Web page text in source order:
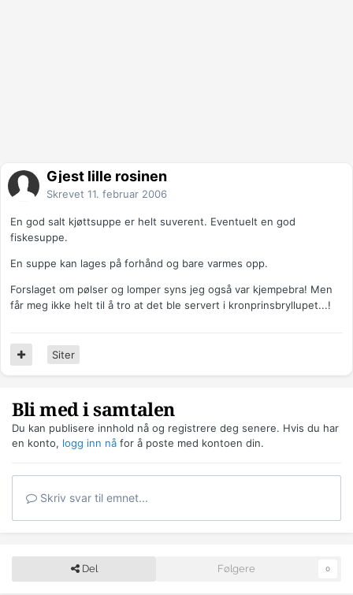
Gjest lille rosinen
Skrevet 11. februar 2006
En god salt kjøttsuppe er helt suverent. Eventuelt en god
fiskesuppe.
En suppe kan lages på forhånd og bare varmes opp.
Forslaget om pølser og lomper syns jeg også var kjempebra! Men
får meg ikke helt til å tro at det ble servert i kronprinsbryllupet...!
Siter
Bli med i samtalen
Du kan publisere innhold nå og registrere deg senere. Hvis du har
en konto, logg inn nå for å poste med kontoen din.
Skriv svar til emnet...
Del Følgere 0